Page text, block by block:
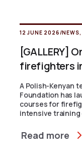
12 JUNE 2026 /NEWS
[GALLERY]
firefighters
A Polish-Kenyan
Foundation has
courses for
intensive training
Read more